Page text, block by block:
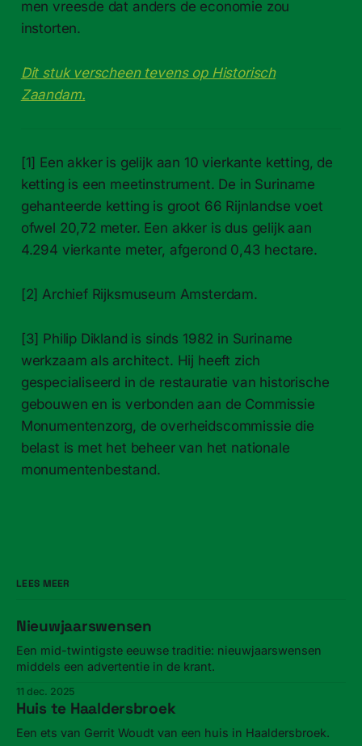
men vreesde dat anders de economie zou
instorten.
Dit stuk verscheen tevens op Historisch
Zaandam.
[1] Een akker is gelijk aan 10 vierkante ketting, de
ketting is een meetinstrument. De in Suriname
gehanteerde ketting is groot 66 Rijnlandse voet
ofwel 20,72 meter. Een akker is dus gelijk aan
4.294 vierkante meter, afgerond 0,43 hectare.
[2] Archief Rijksmuseum Amsterdam.
[3] Philip Dikland is sinds 1982 in Suriname
werkzaam als architect. Hij heeft zich
gespecialiseerd in de restauratie van historische
gebouwen en is verbonden aan de Commissie
Monumentenzorg, de overheidscommissie die
belast is met het beheer van het nationale
monumentenbestand.
LEES MEER
Nieuwjaarswensen
Een mid-twintigste eeuwse traditie: nieuwjaarswensen
middels een advertentie in de krant.
11 dec. 2025
Huis te Haaldersbroek
Een ets van Gerrit Woudt van een huis in Haaldersbroek.